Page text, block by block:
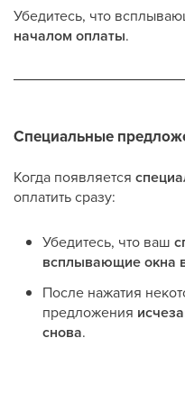
Убедитесь, что
началом оплаты.
Специальные
Когда появляется
оплатить сразу:
Убедитесь, что ваш
всплывающие окна
После нажатия
предложения
снова.